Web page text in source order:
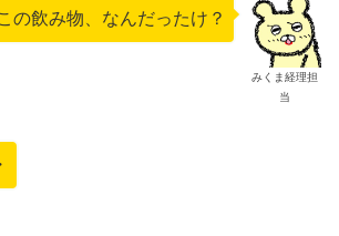
みくま経理担
当
の飲み物、なんだったけ？